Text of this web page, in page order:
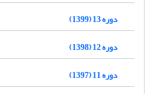
دوره 13 (1399)
دوره 12 (1398)
دوره 11 (1397)